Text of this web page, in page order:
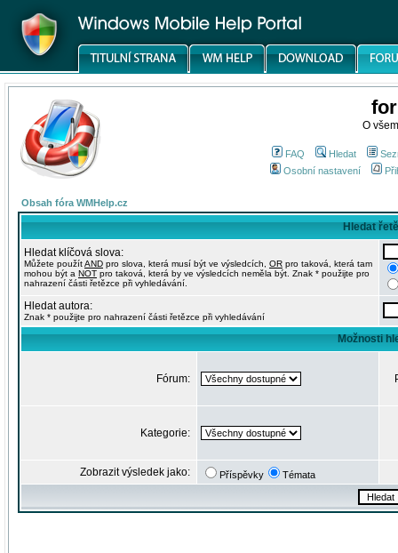
O
FAQ Hledat
Osobní nastavení
Obsah fóra WMHelp.cz
Hledat
Hledat klíčová slova:
Můžete použítAND pro slova, která musí být ve výsledcích, OR pro taková, která tam
mohou být a NOT pro taková, která by ve výsledcích neměla být. Znak * použijte pro
nahrazení části řetězce při vyhledávání.
Hledat autora:
Znak * použijte pro nahrazení části řetězce při vyhledávání
Možnosti
Fórum:
Kategorie:
Zobrazit výsledek jako: Příspěvky Témata